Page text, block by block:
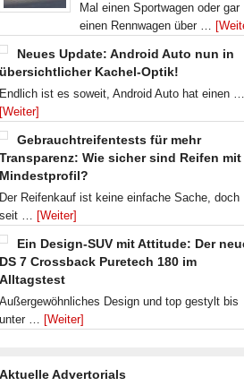
Mal einen Sportwagen oder gar
einen Rennwagen über …
Neues Update: Android Auto nun in
übersichtlicher Kachel-Optik!
Endlich ist es soweit, Android Auto hat einen …
[Weiter]
Gebrauchtreifentests für mehr
Transparenz: Wie sicher sind Reifen mit
Mindestprofil?
Der Reifenkauf ist keine einfache Sache, doch
seit … [Weiter]
Ein Design-SUV mit Attitude: Der
DS 7 Crossback Puretech 180 im
Alltagstest
Außergewöhnliches Design und top gestylt bis
unter … [Weiter]
Aktuelle Advertorials